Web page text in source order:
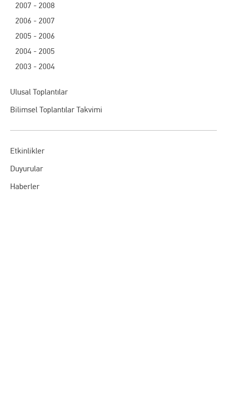
2007 - 2008
2006 - 2007
2005 - 2006
2004 - 2005
2003 - 2004
Ulusal Toplantılar
Bilimsel Toplantılar Takvimi
Etkinlikler
Duyurular
Haberler